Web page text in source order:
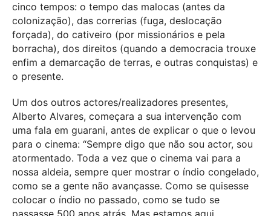
cinco tempos: o tempo das malocas (antes da
colonização), das correrias (fuga, deslocação
forçada), do cativeiro (por missionários e pela
borracha), dos direitos (quando a democracia trouxe
enfim a demarcação de terras, e outras conquistas) e
o presente.
Um dos outros actores/realizadores presentes,
Alberto Alvares, começara a sua intervenção com
uma fala em guarani, antes de explicar o que o levou
para o cinema: “Sempre digo que não sou actor, sou
atormentado. Toda a vez que o cinema vai para a
nossa aldeia, sempre quer mostrar o índio congelado,
como se a gente não avançasse. Como se quisesse
colocar o índio no passado, como se tudo se